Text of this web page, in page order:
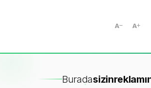
A A
Buradasizin